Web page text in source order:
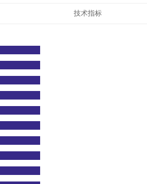
技术指标